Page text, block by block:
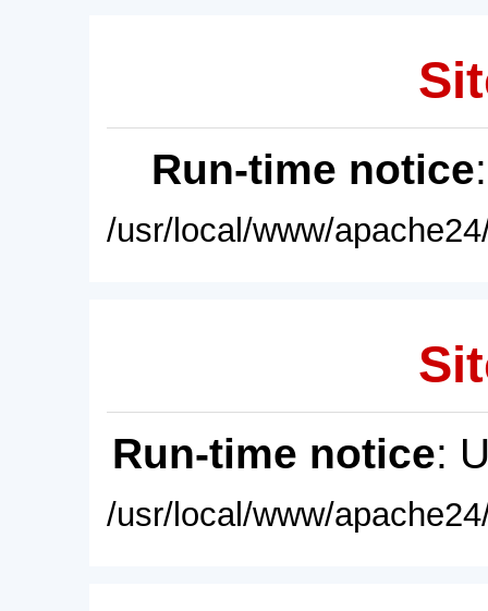
Run-time notice
/usr/local/www/
Run-time notice:
/usr/local/www/